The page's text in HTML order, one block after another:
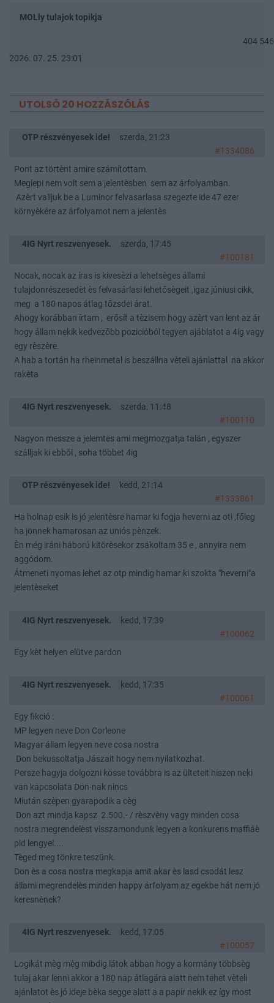
MOLly tulajok topikja
404 546
2026. 07. 25. 23:01
UTOLSÓ 20 HOZZÁSZÓLÁS
OTP részvényesek ide!
szerda, 21:23
#1334086
Pont az törtènt amire számítottam.
Meglepi nem volt sem a jelentèsben sem az árfolyamban.
Azèrt valljuk be a Luminor felvasarlasa szegezte ide 47 ezer
környèkére az árfolyamot nem a jelentès
4IG Nyrt reszvenyesek.
szerda, 17:45
#100181
Nocak, nocak az íras is kivesèzi a lehetsèges állami
tulajdonrészesedèt ès felvasárlasi lehetősègeit ,igaz júniusi cikk,
meg a 180 napos átlag tőzsdei árat.
Ahogy korábban írtam , erősít a tèzisem hogy azèrt van lent az ár
hogy állam nekik kedvezőbb pozicióból tegyen ajáblatot a 4ig vagy
egy rèszère.
A hab a tortán ha rheinmetal is beszállna vèteli ajánlattal na akkor
rakèta
4IG Nyrt reszvenyesek.
szerda, 11:48
#100110
Nagyon messze a jelemtès ami megmozgatja talán , egyszer
szálljak ki ebből , soha többet 4ig
OTP részvényesek ide!
kedd, 21:14
#1333861
Ha holnap esik is jó jelentèsre hamar ki fogja heverni az oti ,főleg
ha jönnek hamarosan az uniós pènzek.
Èn még iráni háború kitörèsekor zsákoltam 35 e , annyira nem
aggódom.
Átmeneti nyomas lehet az otp mindig hamar ki szokta "heverni"a
jelentèseket
4IG Nyrt reszvenyesek.
kedd, 17:39
#100062
Egy kèt helyen elütve pardon
4IG Nyrt reszvenyesek.
kedd, 17:35
#100061
Egy fikció :
MP legyen neve Don Corleone
Magyar állam legyen neve cosa nostra
Don bekussoltatja Jászait hogy nem nyilatkozhat.
Persze hagyja dolgozni kösse továbbra is az ülteteit hiszen neki
van kapcsolata Don-nak nincs
Miután szèpen gyarapodik a cèg
Don azt mindja kapsz 2.500.- / rèszvèny vagy minden cosa
nostra megrendelèst visszamondunk legyen a konkurens maffiáè
pld lengyel....
Tèged meg tönkre teszünk.
Don ès a cosa nostra megkapja amit akar ès lasd csodát lesz
állami megrendelès minden happy árfolyam az egekbe hát nem jó
keresnènek?
4IG Nyrt reszvenyesek.
kedd, 17:05
#100057
Logikát mèg mèg mibdig látok abban hogy a kormány többsèg
tulaj akar lenni akkor a 180 nap átlagára alatt nem tehet vèteli
ajánlatot ès jó ideje bèka segge alatt a a papír nekik ez így most